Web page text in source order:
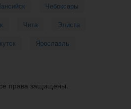
Чебоксары
Чита
Элиста
Ярославль
права защищены.